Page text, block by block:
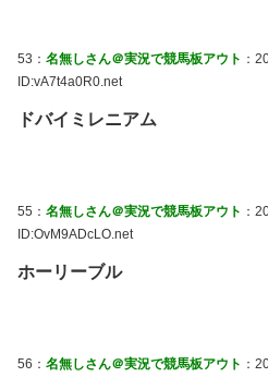
53： 名無しさん＠実況で競馬板アウト ：
ID:vA7t4a0R0.net
ドバイミレニアム
55： 名無しさん＠実況で競馬板アウト ：
ID:OvM9ADcLO.net
ホーリーブル
56： 名無しさん＠実況で競馬板アウト ：